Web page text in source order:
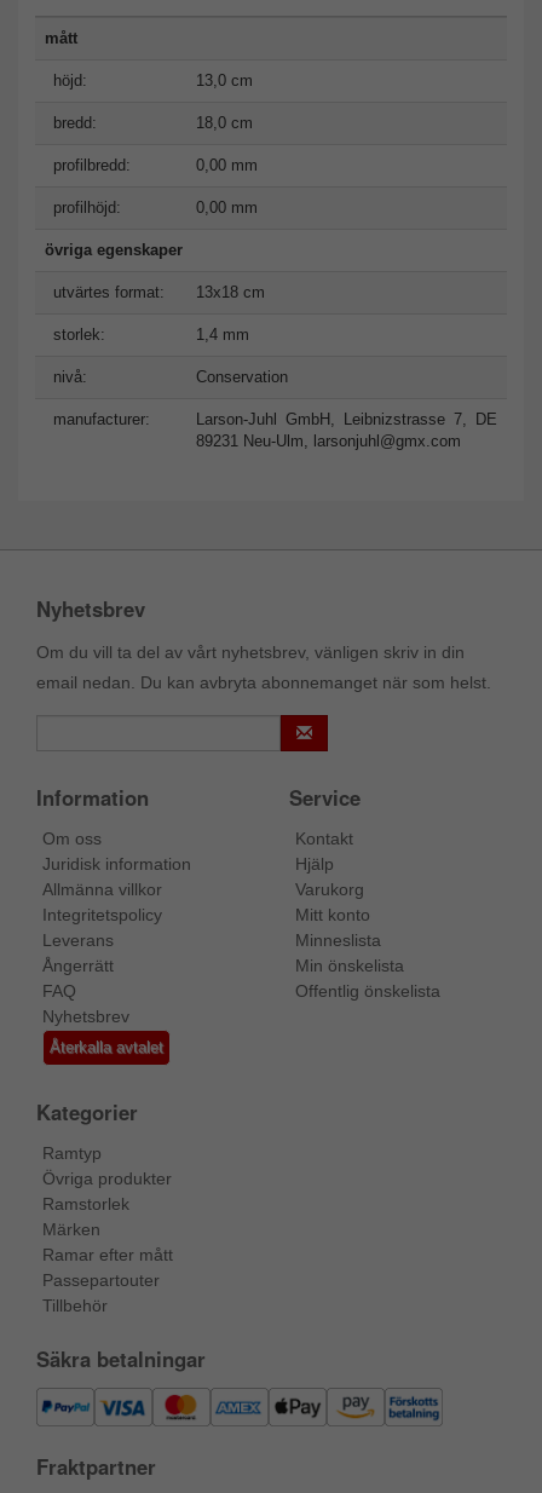
mått
höjd: 13,0 cm
bredd: 18,0 cm
profilbredd: 0,00 mm
profilhöjd: 0,00 mm
övriga egenskaper
utvärtes format: 13x18 cm
storlek: 1,4 mm
nivå: Conservation
manufacturer:
Larson-Juhl GmbH, Leibnizstrasse 7, DE
89231 Neu-Ulm, larsonjuhl@gmx.com
Nyhetsbrev
Om du vill ta del av vårt nyhetsbrev, vänligen skriv in din
email nedan. Du kan avbryta abonnemanget när som helst.
Information
Om oss
Juridisk information
Allmänna villkor
Integritetspolicy
Leverans
Ångerrätt
FAQ
Nyhetsbrev
Återkalla avtalet
Service
Kontakt
Hjälp
Varukorg
Mitt konto
Minneslista
Min önskelista
Offentlig önskelista
Kategorier
Ramtyp
Övriga produkter
Ramstorlek
Märken
Ramar efter mått
Passepartouter
Tillbehör
Säkra betalningar
Fraktpartner